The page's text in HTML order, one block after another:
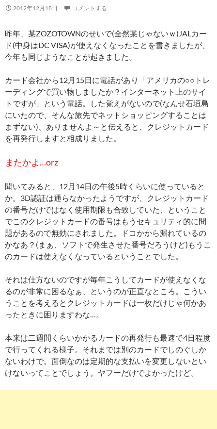
2012年12月18日 コメントする
昨年、某ZOZOTOWNのせいで(全然某じゃないｗ)JALカー
ド(中身はDC VISA)が使えなくなったことを書きましたが、
今年も同じようなことが起きました。
カード会社から12月15日に電話があり「アメリカの○○トレ
ーディングで買い物しましたか？インターネット上のサイ
トですが」という電話。した覚えがないので(なんせ石垣島
にいたので、そんな旅先でネットショッピングすることは
まずない)、ありませんよ～と伝えると、クレジットカード
を再発行しますと相成りました。
またかよ…orz
聞いてみると、12月14日の午後5時くらいに使っていると
か。3D認証は通らなかったようですが、クレジットカード
の番号だけではなく使用期限も合致していた、ということ
でこのクレジットカードの番号はもうセキュリティ的に問
題があるので無効にされました。ドコかから漏れているの
かなあ？(まぁ、ソフトで発生させた番号だろうけど)もうこ
のカードは使えなくなっているということでした。
それは仕方ないのですが毎年こうしてカードが使えなくな
るのが非常に困るなぁ、というのが正直なところ。こうい
うことを考えるとクレジットカードは一枚だけじゃ何かあ
ったときに困りますわな…。
本来は二週間くらいかかるカードの再発行も最速で4日程度
で行ってくれる様子。それまでは別のカードでしのぐしか
ないわけで。面倒なのは定期的な支払いを変更しないとい
けないってことでしょう。ヤフーだけでよかったけど。